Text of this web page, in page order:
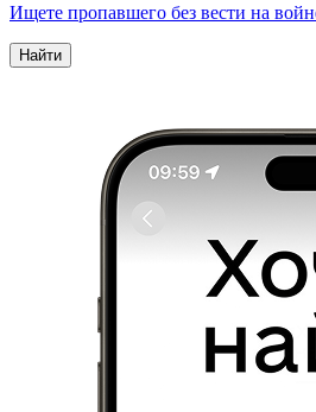
Ищете пропавшего без вести на
Найти